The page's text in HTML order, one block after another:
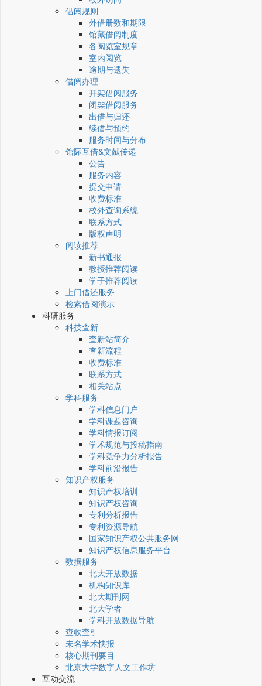
借阅规则
外借册数和期限
馆藏借阅制度
各阅览室规章
室内阅览
逾期与遗失
借阅办理
开架借阅服务
闭架借阅服务
出借与归还
续借与预约
服务时间与分布
馆际互借&文献传递
公告
服务内容
提交申请
收费标准
校外查询系统
联系方式
版权声明
阅读推荐
新书通报
教授推荐阅读
学子推荐阅读
上门借还服务
检索借阅演示
科研服务
科技查新
查新站简介
查新流程
收费标准
联系方式
相关站点
学科服务
学科信息门户
学科课题咨询
学科情报订阅
学术规范与投稿指南
学科竞争力分析报告
学科前沿报告
知识产权服务
知识产权培训
知识产权咨询
专利分析报告
专利资源导航
国家知识产权公共服务网
知识产权信息服务平台
数据服务
北大开放数据
机构知识库
北大期刊网
北大学者
学科开放数据导航
查收查引
未名学术快报
核心期刊要目
北京大学数字人文工作坊
互动交流